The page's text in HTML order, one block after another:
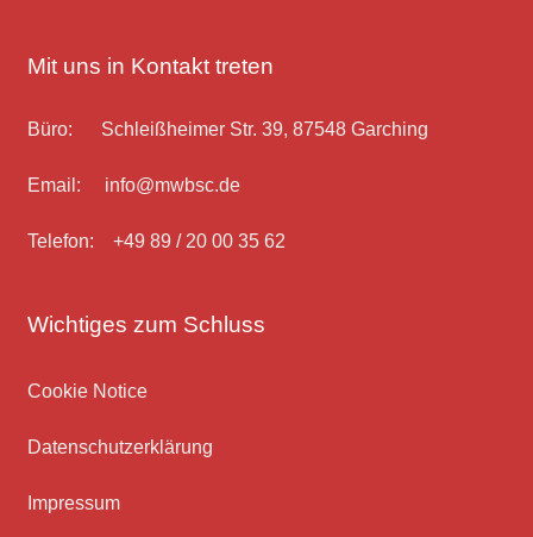
Mit uns in Kontakt treten
Büro: Schleißheimer Str. 39, 87548 Garching
Email: info@mwbsc.de
Telefon: +49 89 / 20 00 35 62
Wichtiges zum Schluss
Cookie Notice
Datenschutz­erklärung
Impressum